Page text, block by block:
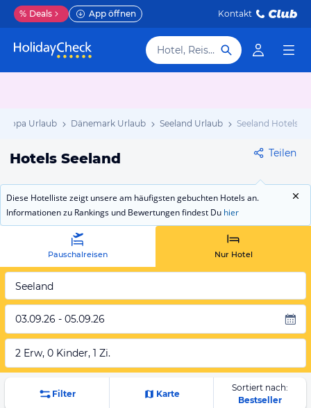
% Deals App öffnen Kontakt
Hotel, Reiseziel
Urlaub Dänemark Urlaub Seeland Urlaub Seeland Hotels
Hotels Seeland Teilen
Diese Hotelliste zeigt unsere am häufigsten gebuchten Hotels an.
Informationen zu Rankings und Bewertungen findest Du hier
Pauschalreisen Nur Hotel
Seeland
03.09.26 - 05.09.26
2 Erw, 0 Kinder, 1 Zi.
Filter Karte
Sortiert nach:
Bestseller